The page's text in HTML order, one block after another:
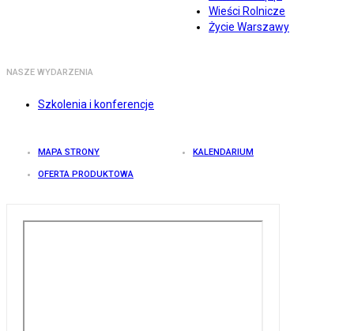
Wieści Rolnicze
Życie Warszawy
NASZE WYDARZENIA
Szkolenia i konferencje
MAPA STRONY KALENDARIUM
OFERTA PRODUKTOWA